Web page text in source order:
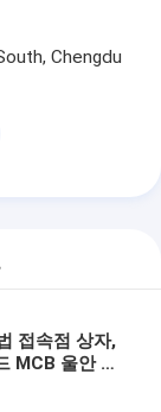
Chengdu
접속점 상자,
MCB 울안 상